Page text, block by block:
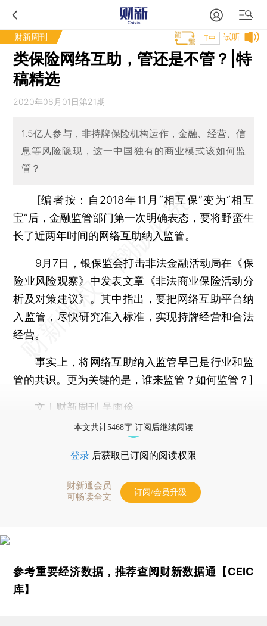
财新周刊 试听
T中
类保险网络互助，管还是不管？|特
稿精选
2020年06月01日第21期
1.5亿人参与，非持牌保险机构运作，金融、经营、信
息等风险隐现，这一中国独有的商业模式该如何监
管？
[编者按：自2018年11月“相互保”变为“相互
宝”后，金融监管部门第一次明确表态，要将野蛮生
长了近两年时间的网络互助纳入监管。
9月7日，银保监会打击非法金融活动局在《保
险业风险观察》中发表文章《非法商业保险活动分
析及对策建议》。其中指出，要把网络互助平台纳
入监管，尽快研究准入标准，实现持牌经营和合法
经营。
事实上，将网络互助纳入监管早已是行业和监
管的共识。更为关键的是，谁来监管？如何监管？]
文｜财新周刊 吴雨俭
本文共计5468字 订阅后继续阅读
登录 后获取已订阅的阅读权限
财新通会员
可畅读全文
订阅/会员升级
参考重要经济数据，推荐查阅 财新数据通【CEIC
库】